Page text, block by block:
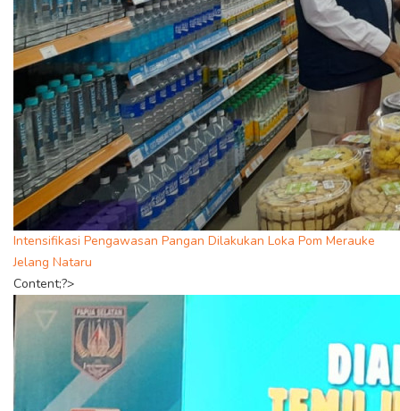
Intensifikasi Pengawasan Pangan Dilakukan Loka Pom Merauke
Jelang Nataru
Content;?>